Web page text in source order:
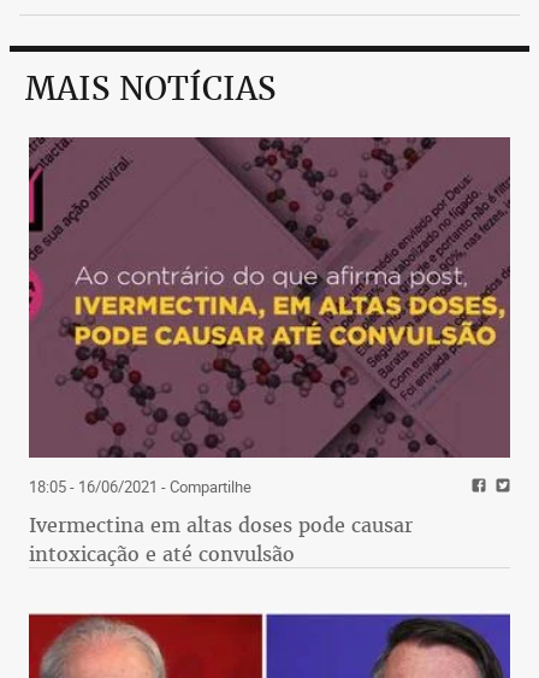
MAIS NOTÍCIAS
18:05 - 16/06/2021 - Compartilhe
Ivermectina em altas doses pode causar
intoxicação e até convulsão